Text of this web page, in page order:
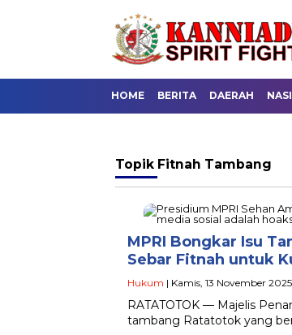
HOME BERITA DAERAH
Topik Fitnah Tambang
MPRI Bongkar Isu
Sebar Fitnah untuk
Hukum | Kamis, 13 November
RATATOTOK — Majelis
tambang Ratatotok yang